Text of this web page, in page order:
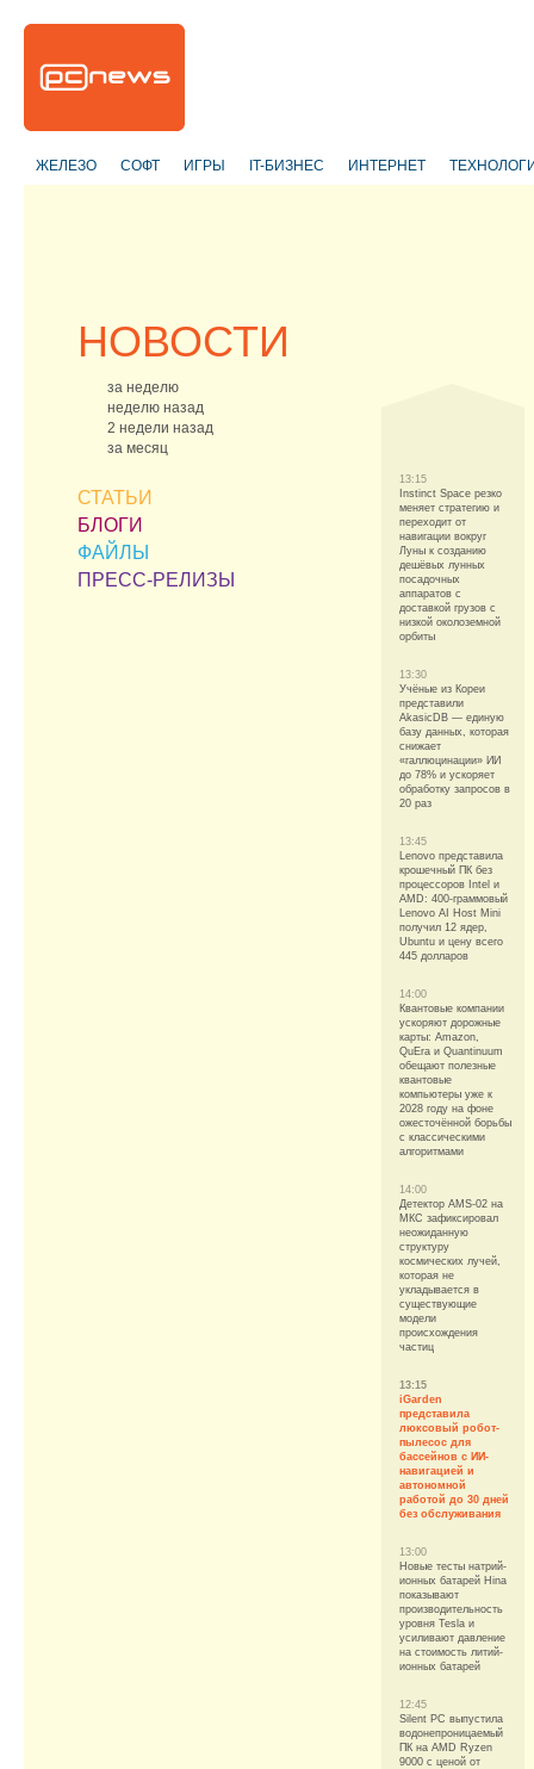
ЖЕЛЕЗО СОФТ ИГРЫ IT-БИЗНЕС ИНТЕРНЕТ
НОВОСТИ
за неделю
неделю назад
2 недели назад
за месяц
СТАТЬИ
БЛОГИ
ФАЙЛЫ
ПРЕСС-РЕЛИЗЫ
13:15
Instinct Space резко
меняет стратегию и
переходит от
навигации вокруг
Луны к созданию
дешёвых лунных
посадочных
аппаратов с
доставкой грузов с
низкой околоземной
орбиты
13:30
Учёные из Кореи
представили
AkasicDB — единую
базу данных, которая
снижает
«галлюцинации» ИИ
до 78% и ускоряет
обработку запросов в
20 раз
13:45
Lenovo представила
крошечный ПК без
процессоров Intel и
AMD: 400-граммовый
Lenovo AI Host Mini
получил 12 ядер,
Ubuntu и цену всего
445 долларов
14:00
Квантовые компании
ускоряют дорожные
карты: Amazon,
QuEra и Quantinuum
обещают полезные
квантовые
компьютеры уже к
2028 году на фоне
ожесточённой борьбы
с классическими
алгоритмами
14:00
Детектор AMS-02 на
МКС зафиксировал
неожиданную
структуру
космических лучей,
которая не
укладывается в
существующие
модели
происхождения
частиц
13:15
iGarden
представила
люксовый робот-
пылесос для
бассейнов с ИИ-
навигацией и
автономной
работой до 30 дней
без обслуживания
13:00
Новые тесты натрий-
ионных батарей Hina
показывают
производительность
уровня Tesla и
усиливают давление
на стоимость литий-
ионных батарей
12:45
Silent PC выпустила
водонепроницаемый
ПК на AMD Ryzen
9000 с ценой от